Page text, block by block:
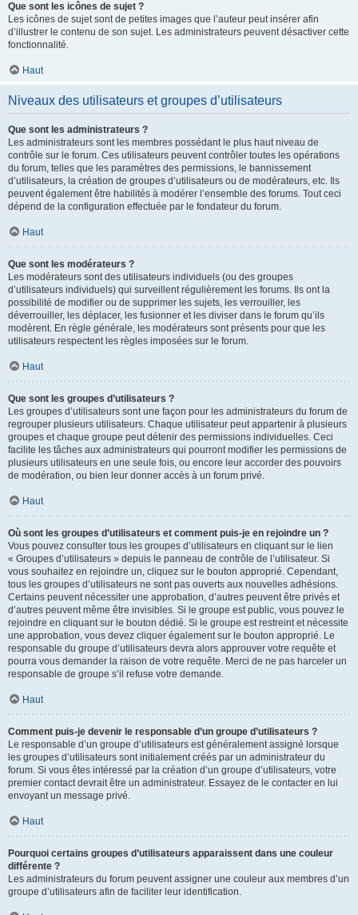
Que sont les icônes de sujet ?
Les icônes de sujet sont de petites images que l’auteur peut insérer afin
d’illustrer le contenu de son sujet. Les administrateurs peuvent désactiver cette
fonctionnalité.
Haut
Niveaux des utilisateurs et groupes d’utilisateurs
Que sont les administrateurs ?
Les administrateurs sont les membres possédant le plus haut niveau de
contrôle sur le forum. Ces utilisateurs peuvent contrôler toutes les opérations
du forum, telles que les paramètres des permissions, le bannissement
d’utilisateurs, la création de groupes d’utilisateurs ou de modérateurs, etc. Ils
peuvent également être habilités à modérer l’ensemble des forums. Tout ceci
dépend de la configuration effectuée par le fondateur du forum.
Haut
Que sont les modérateurs ?
Les modérateurs sont des utilisateurs individuels (ou des groupes
d’utilisateurs individuels) qui surveillent régulièrement les forums. Ils ont la
possibilité de modifier ou de supprimer les sujets, les verrouiller, les
déverrouiller, les déplacer, les fusionner et les diviser dans le forum qu’ils
modèrent. En règle générale, les modérateurs sont présents pour que les
utilisateurs respectent les règles imposées sur le forum.
Haut
Que sont les groupes d’utilisateurs ?
Les groupes d’utilisateurs sont une façon pour les administrateurs du forum de
regrouper plusieurs utilisateurs. Chaque utilisateur peut appartenir à plusieurs
groupes et chaque groupe peut détenir des permissions individuelles. Ceci
facilite les tâches aux administrateurs qui pourront modifier les permissions de
plusieurs utilisateurs en une seule fois, ou encore leur accorder des pouvoirs
de modération, ou bien leur donner accès à un forum privé.
Haut
Où sont les groupes d’utilisateurs et comment puis-je en rejoindre un ?
Vous pouvez consulter tous les groupes d’utilisateurs en cliquant sur le lien
« Groupes d’utilisateurs » depuis le panneau de contrôle de l’utilisateur. Si
vous souhaitez en rejoindre un, cliquez sur le bouton approprié. Cependant,
tous les groupes d’utilisateurs ne sont pas ouverts aux nouvelles adhésions.
Certains peuvent nécessiter une approbation, d’autres peuvent être privés et
d’autres peuvent même être invisibles. Si le groupe est public, vous pouvez le
rejoindre en cliquant sur le bouton dédié. Si le groupe est restreint et nécessite
une approbation, vous devez cliquer également sur le bouton approprié. Le
responsable du groupe d’utilisateurs devra alors approuver votre requête et
pourra vous demander la raison de votre requête. Merci de ne pas harceler un
responsable de groupe s’il refuse votre demande.
Haut
Comment puis-je devenir le responsable d’un groupe d’utilisateurs ?
Le responsable d’un groupe d’utilisateurs est généralement assigné lorsque
les groupes d’utilisateurs sont initialement créés par un administrateur du
forum. Si vous êtes intéressé par la création d’un groupe d’utilisateurs, votre
premier contact devrait être un administrateur. Essayez de le contacter en lui
envoyant un message privé.
Haut
Pourquoi certains groupes d’utilisateurs apparaissent dans une couleur
différente ?
Les administrateurs du forum peuvent assigner une couleur aux membres d’un
groupe d’utilisateurs afin de faciliter leur identification.